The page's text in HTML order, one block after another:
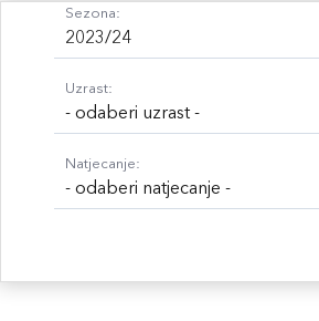
Sezona:
2023/24
Uzrast:
- odaberi uzrast -
Natjecanje:
- odaberi natjecanje -